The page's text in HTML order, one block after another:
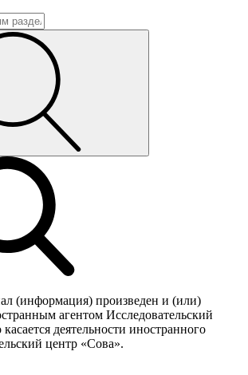
(информация) произведен и (или)
агентом Исследовательский
деятельности иностранного
центр «Сова».